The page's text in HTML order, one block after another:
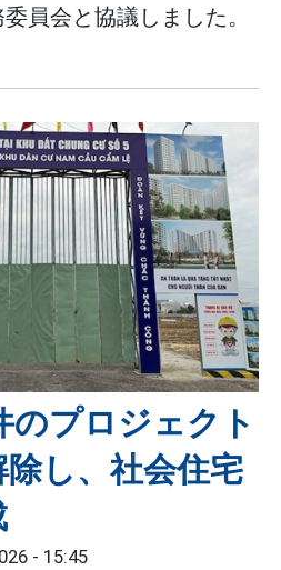
員会と協議しました。
のプロジェクト
し、社会住宅
- 15:45